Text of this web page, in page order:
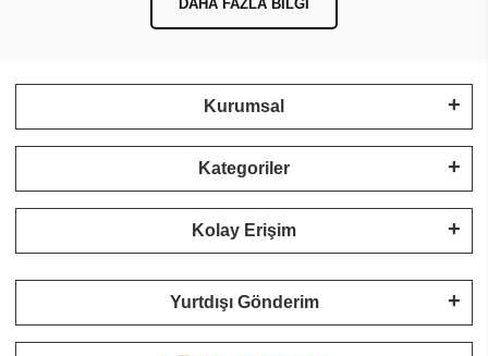
DAHA FAZLA BILGI
Kurumsal
Kategoriler
Kolay Erişim
Yurtdışı Gönderim